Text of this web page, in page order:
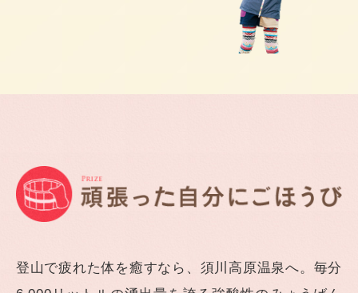
登山で疲れた体を癒すなら、須川高原温泉へ。毎分